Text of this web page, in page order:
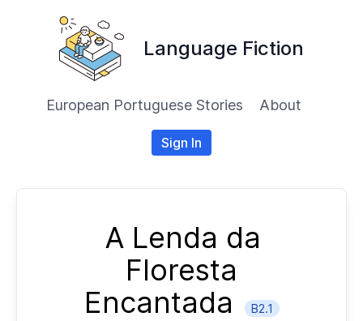
Language Fiction
European Portuguese Stories About
Sign In
A Lenda da
Floresta
Encantada
B2.1